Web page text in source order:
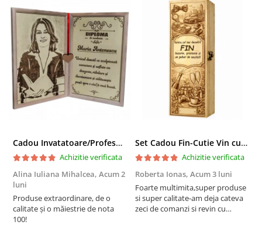
Cadou Invatatoare/Profesoara/Educatoare "Catalogul Amintirilor"
Achizitie verificata
Alina Iuliana Mihalcea, Acum 2
luni
Produse extraordinare, de o
calitate și o măiestrie de nota
100!
Set Cadou Fin-Cutie Vin cu Vin si Breloc Personalizate
Achizitie verificata
Roberta Ionas, Acum 3 luni
Foarte multimita,super produse
si super calitate-am deja cateva
zeci de comanzi si revin cu